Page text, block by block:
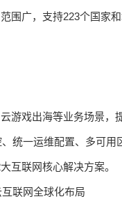
围广，支持223个国家和
游戏出海等业务场景，
统一运维配置、多可用
互联网核心解决方案。